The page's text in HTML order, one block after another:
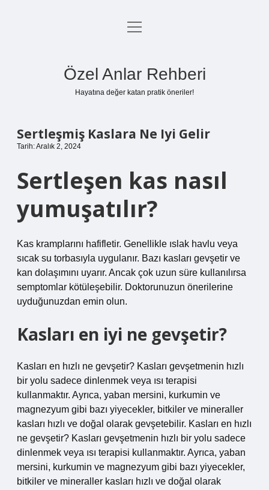
Anasayfa
menüyü
Özel Anlar Rehberi
Hayatına değer katan pratik öneriler!
Sertleşmiş Kaslara Ne Iyi Gelir
Tarih: Aralık 2, 2024
Sertleşen kas nasıl
yumuşatılır?
Kas kramplarını hafifletir. Genellikle ıslak havlu veya
sıcak su torbasıyla uygulanır. Bazı kasları gevşetir ve
kan dolaşımını uyarır. Ancak çok uzun süre kullanılırsa
semptomlar kötüleşebilir. Doktorunuzun önerilerine
uyduğunuzdan emin olun.
Kasları en iyi ne gevşetir?
Kasları en hızlı ne gevşetir? Kasları gevşetmenin hızlı
bir yolu sadece dinlenmek veya ısı terapisi
kullanmaktır. Ayrıca, yaban mersini, kurkumin ve
magnezyum gibi bazı yiyecekler, bitkiler ve mineraller
kasları hızlı ve doğal olarak gevşetebilir. Kasları en hızlı
ne gevşetir? Kasları gevşetmenin hızlı bir yolu sadece
dinlenmek veya ısı terapisi kullanmaktır. Ayrıca, yaban
mersini, kurkumin ve magnezyum gibi bazı yiyecekler,
bitkiler ve mineraller kasları hızlı ve doğal olarak